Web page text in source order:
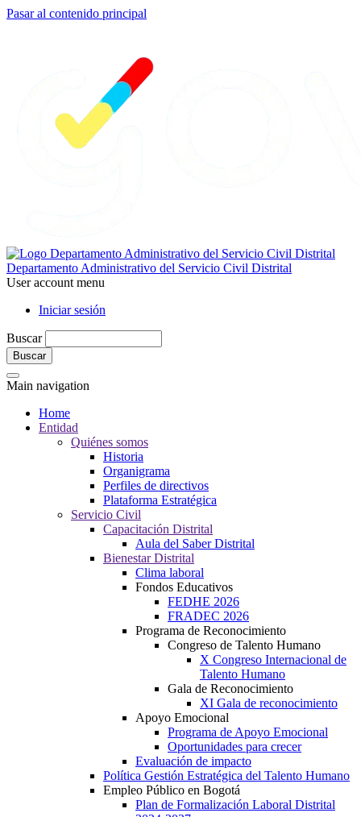
Pasar al contenido principal
Departamento Administrativo del Servicio Civil Distrital
User account menu
Iniciar sesión
Buscar
Main navigation
Home
Entidad
Quiénes somos
Historia
Organigrama
Perfiles de directivos
Plataforma Estratégica
Servicio Civil
Capacitación Distrital
Aula del Saber Distrital
Bienestar Distrital
Clima laboral
Fondos Educativos
FEDHE 2026
FRADEC 2026
Programa de Reconocimiento
Congreso de Talento Humano
X Congreso Internacional de
Talento Humano
Gala de Reconocimiento
XI Gala de reconocimiento
Apoyo Emocional
Programa de Apoyo Emocional
Oportunidades para crecer
Evaluación de impacto
Política Gestión Estratégica del Talento Humano
Empleo Público en Bogotá
Plan de Formalización Laboral Distrital